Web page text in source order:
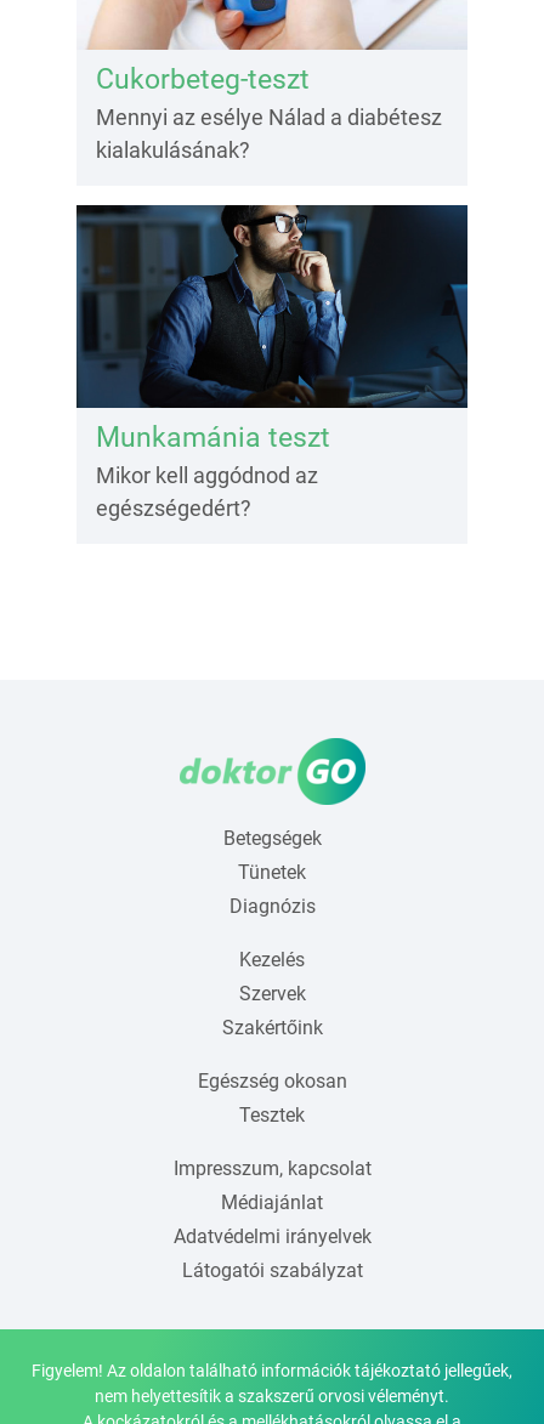
Cukorbeteg-teszt
Mennyi az esélye Nálad a diabétesz
kialakulásának?
Munkamánia teszt
Mikor kell aggódnod az
egészségedért?
Betegségek
Tünetek
Diagnózis
Kezelés
Szervek
Szakértőink
Egészség okosan
Tesztek
Impresszum, kapcsolat
Médiajánlat
Adatvédelmi irányelvek
Látogatói szabályzat
Figyelem! Az oldalon található információk tájékoztató jellegűek,
nem helyettesítik a szakszerű orvosi véleményt.